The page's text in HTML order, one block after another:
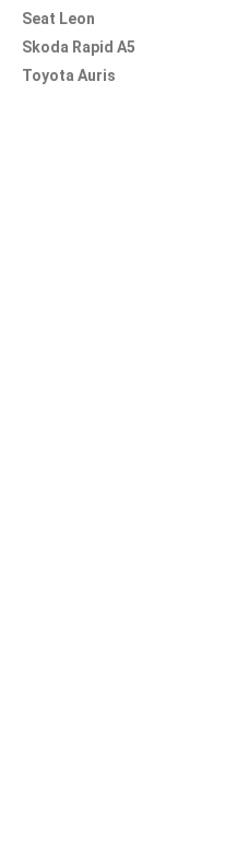
Seat Leon
Skoda Rapid A5
Toyota Auris